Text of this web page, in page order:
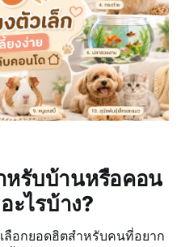
หรับบ้านหรือคอน
ไรบ้าง?
ลือกยอดฮิตสำหรับคนที่อยาก